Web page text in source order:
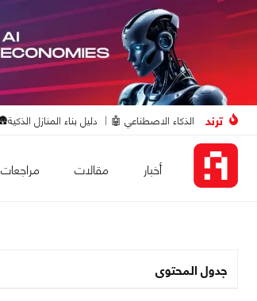
ترند الذكاء الاصطناعي 🤖 دليل بناء المنازل الذكية🛖
أخبار مقالات مراجعات
جدول المحتوى